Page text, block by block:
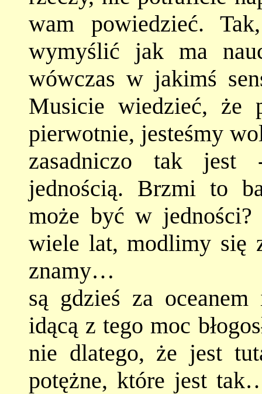
wam powiedzieć.
wymyślić jak ma
wówczas w jakimś
Musicie wiedzieć, że
pierwotnie, jesteśmy
zasadniczo tak jest
jednością. Brzmi to
może być w
wiele lat, modlimy się
znamy…
są gdzieś za
idącą z tego moc
nie dlatego, że jest
potężne, które jest